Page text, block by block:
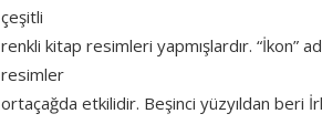
çeşitli
renkli kitap resimleri yapmışlardır. “İkon”
resimler
ortaçağda etkilidir. Beşinci yüzyıldan beri